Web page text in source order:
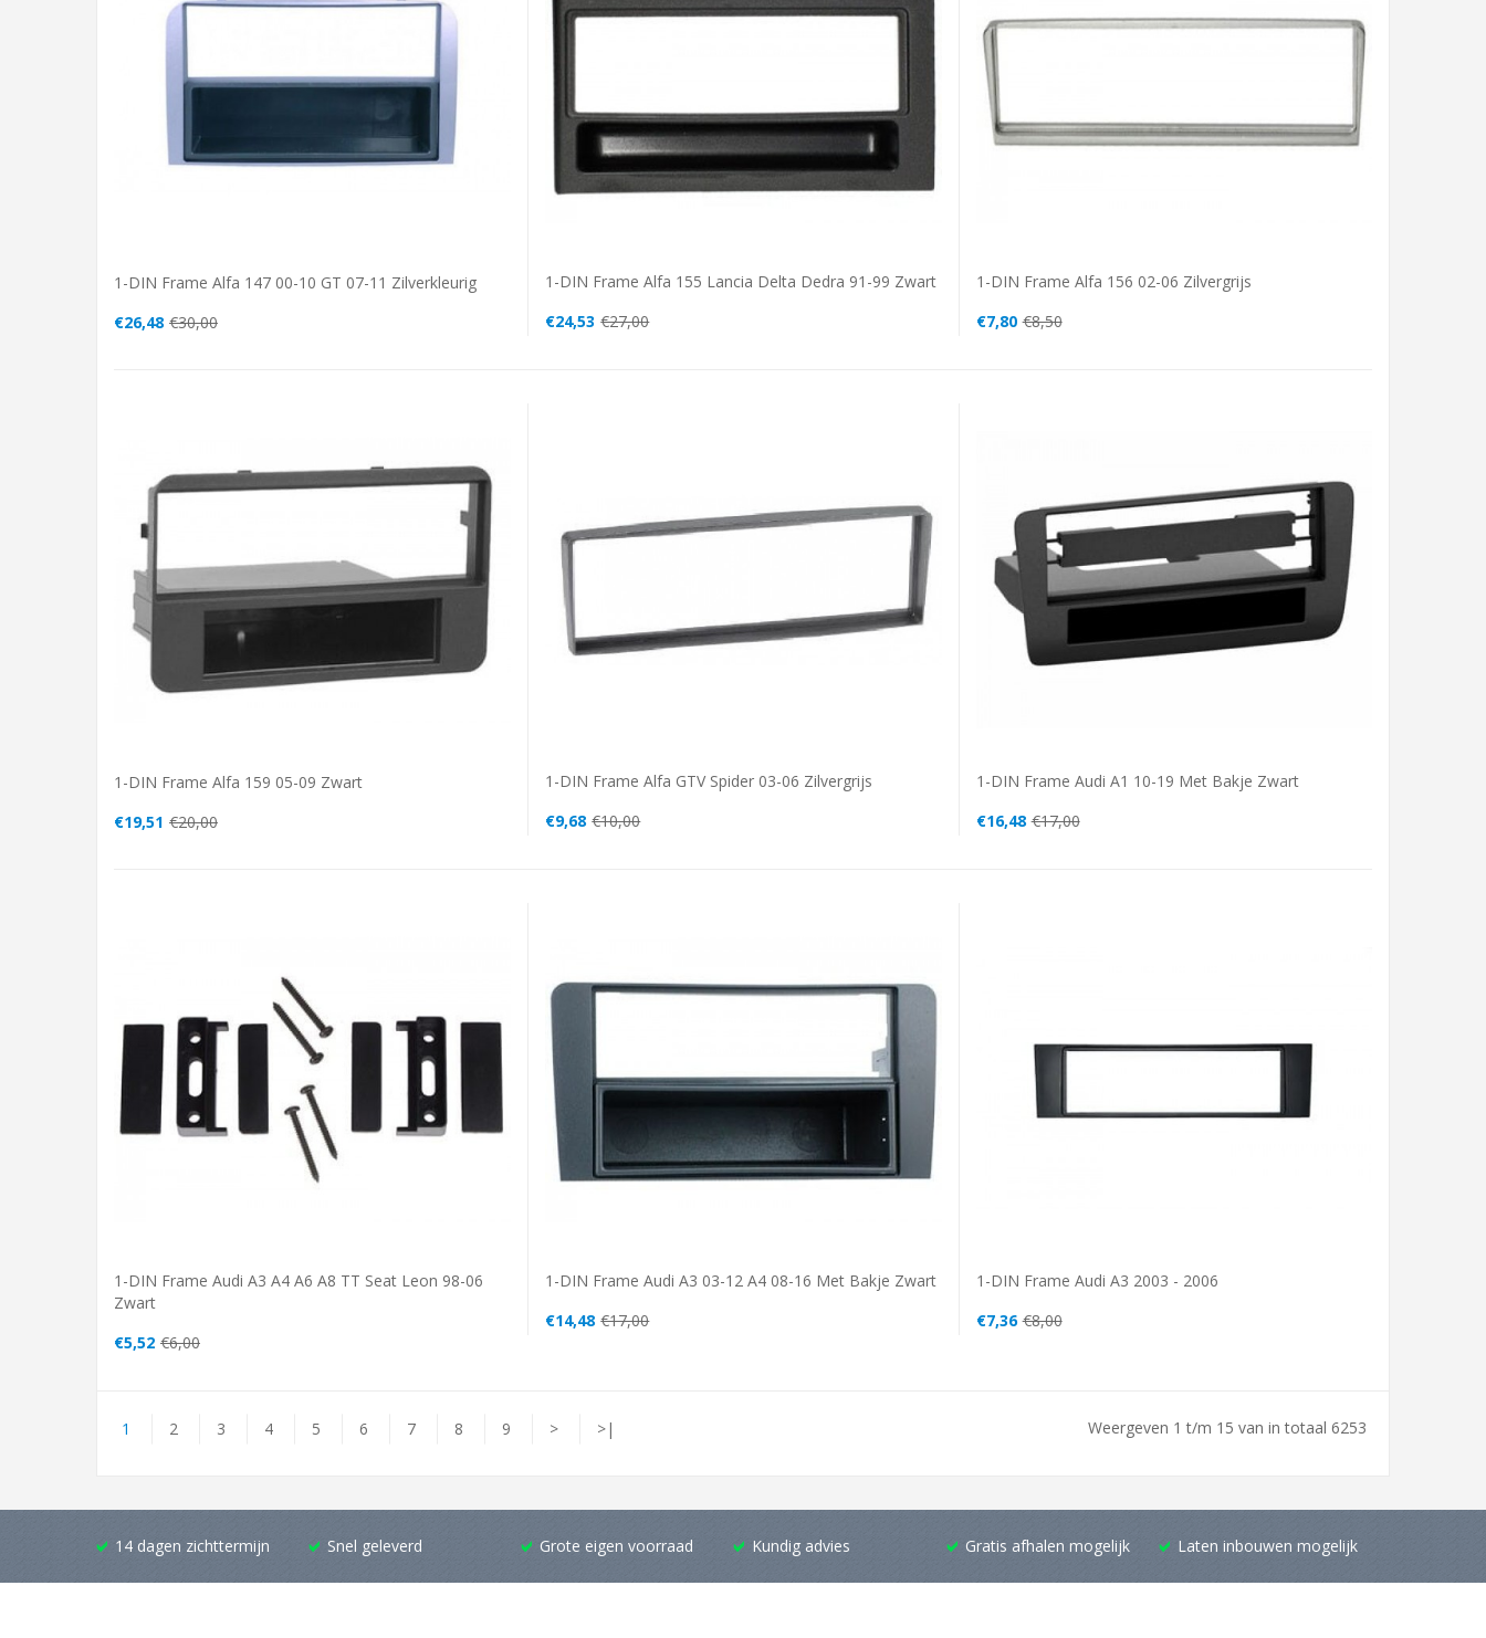
1-DIN Frame Alfa 147 00-10 GT 07-11 Zilverkleurig
€26,48 €30,00
1-DIN Frame Alfa 155 Lancia Delta Dedra 91-99 Zwart
€24,53 €27,00
1-DIN Frame Alfa 156 02-06 Zilvergrijs
€7,80 €8,50
1-DIN Frame Alfa 159 05-09 Zwart
€19,51 €20,00
1-DIN Frame Alfa GTV Spider 03-06 Zilvergrijs
€9,68 €10,00
1-DIN Frame Audi A1 10-19 Met Bakje Zwart
€16,48 €17,00
1-DIN Frame Audi A3 A4 A6 A8 TT Seat Leon 98-06
Zwart
€5,52 €6,00
1-DIN Frame Audi A3 03-12 A4 08-16 Met Bakje Zwart
€14,48 €17,00
1-DIN Frame Audi A3 2003 - 2006
€7,36 €8,00
1 2 3 4 5 6 7 8 9 > >| Weergeven 1 t/m 15 van in totaal 6253
14 dagen zichttermijn Snel geleverd Grote eigen voorraad Kundig advies Gratis afhalen mogelijk Laten inbouwen mogelijk